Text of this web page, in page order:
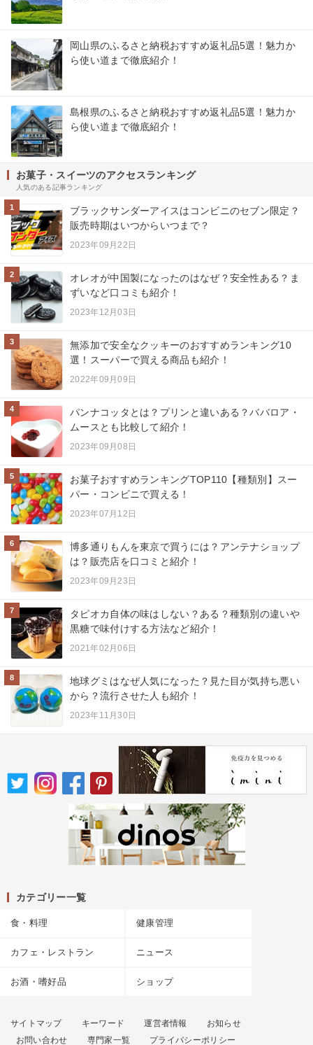
岡山県のふるさと納税おすすめ返礼品5選！魅力か
ら使い道まで徹底紹介！
島根県のふるさと納税おすすめ返礼品5選！魅力か
ら使い道まで徹底紹介！
お菓子・スイーツのアクセスランキング
人気のある記事ランキング
1
ブラックサンダーアイスはコンビニのセブン限定？
販売時期はいつからいつまで？
2023年09月22日
2
オレオが中国製になったのはなぜ？安全性ある？ま
ずいなど口コミも紹介！
2023年12月03日
3
無添加で安全なクッキーのおすすめランキング10
選！スーパーで買える商品も紹介！
2022年09月09日
4
パンナコッタとは？プリンと違いある？ババロア・
ムースとも比較して紹介！
2023年09月08日
5
お菓子おすすめランキングTOP110【種類別】スー
パー・コンビニで買える！
2023年07月12日
6
博多通りもんを東京で買うには？アンテナショップ
は？販売店を口コミと紹介！
2023年09月23日
7
タピオカ自体の味はしない？ある？種類別の違いや
黒糖で味付けする方法など紹介！
2021年02月06日
8
地球グミはなぜ人気になった？見た目が気持ち悪い
から？流行させた人も紹介！
2023年11月30日
カテゴリー一覧
食・料理 健康管理
カフェ・レストラン ニュース
お酒・嗜好品 ショップ
サイトマップ キーワード 運営者情報
お知らせ
お問い合わせ
専門家一覧 プライバシーポリシー